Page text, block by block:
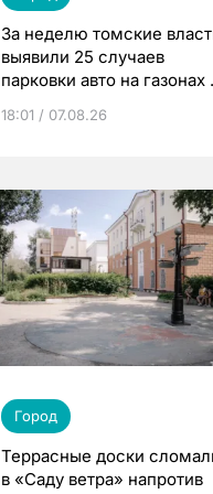
За неделю томские
выявили 25 случаев
парковки авто на газонах
18:01 / 07.08.26
Город
Террасные доски
в «Саду ветра» напротив